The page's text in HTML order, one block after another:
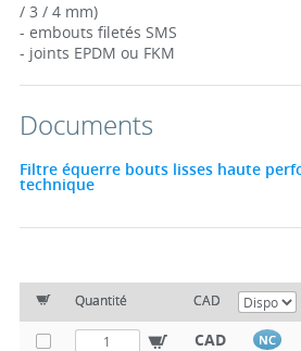
/ 3 / 4 mm)
- embouts filetés SMS
- joints EPDM ou FKM
Documents
Filtre équerre bouts lisses haute
technique
Quantité CAD
CAD NC